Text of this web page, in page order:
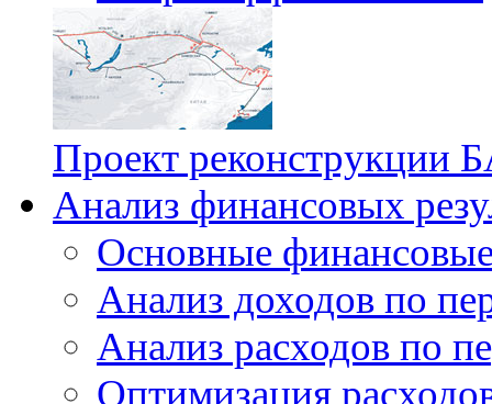
Проект реконструкции
Анализ финансовых
Основные финансовые
Анализ доходов по
Анализ расходов по
Оптимизация